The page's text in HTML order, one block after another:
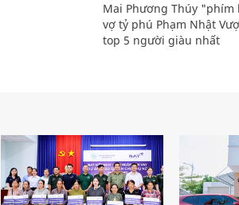
Mai Phương Thúy
vợ tỷ phú Phạm Nhật
top 5 người giàu nhất